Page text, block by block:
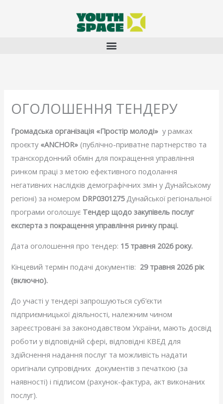
ОГОЛОШЕННЯ ТЕНДЕРУ
Громадська організація «Простір молоді» у рамках
проєкту «ANCHOR» (публічно-приватне партнерство та
транскордонний обмін для покращення управління
ринком праці з метою ефективного подолання
негативних наслідків демографічних змін у Дунайському
регіоні) за номером DRP0301275 Дунайської регіональної
програми оголошує Тендер щодо закупівель послуг
експерта з покращення управління ринку праці.
Дата оголошення про тендер: 15 травня 2026 року.
Кінцевий термін подачі документів: 29 травня 2026 рік
(включно).
До участі у тендері запрошуються суб’єкти
підприємницької діяльності, належним чином
зареєстровані за законодавством України, мають досвід
роботи у відповідній сфері, відповідні КВЕД для
здійснення надання послуг та можливість надати
оригінали супровідних документів з печаткою (за
наявності) і підписом (рахунок-фактура, акт виконаних
послуг).